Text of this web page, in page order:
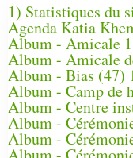
1) Statistiques du
Agenda Katia
Album - Amicale
Album - Amicale
Album - Bias (47)
Album - Camp de
Album - Centre
Album -
Album -